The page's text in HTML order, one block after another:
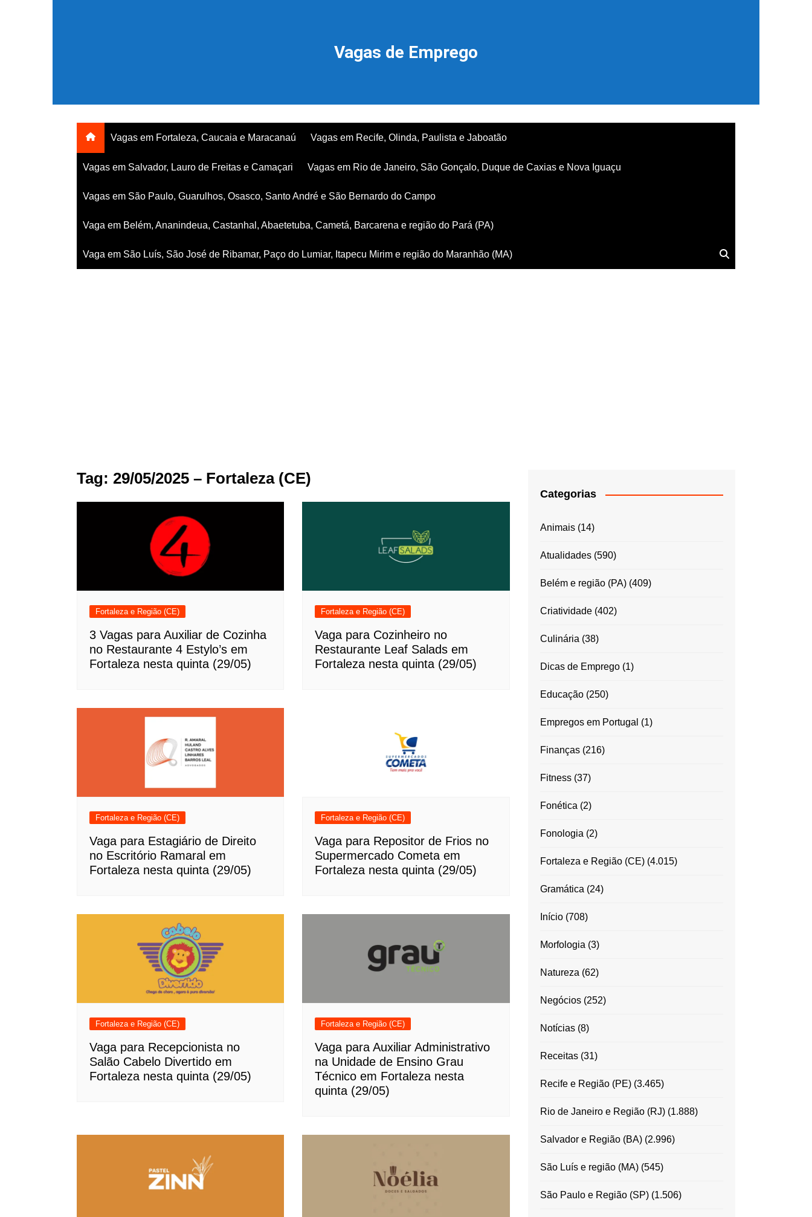
Vagas de Emprego
Vagas em Fortaleza, Caucaia e Maracanaú Vagas em Recife, Olinda, Paulista e Jaboatão
Vagas em Salvador, Lauro de Freitas e Camaçari Vagas em Rio de Janeiro, São Gonçalo, Duque de Caxias e Nova Iguaçu
Vagas em São Paulo, Guarulhos, Osasco, Santo André e São Bernardo do Campo
Vaga em Belém, Ananindeua, Castanhal, Abaetetuba, Cametá, Barcarena e região do Pará (PA)
Vaga em São Luís, São José de Ribamar, Paço do Lumiar, Itapecu Mirim e região do Maranhão (MA)
Tag: 29/05/2025 – Fortaleza (CE)
Fortaleza e Região (CE)
3 Vagas para Auxiliar de Cozinha
no Restaurante 4 Estylo’s em
Fortaleza nesta quinta (29/05)
Fortaleza e Região (CE)
Vaga para Cozinheiro no
Restaurante Leaf Salads em
Fortaleza nesta quinta (29/05)
Fortaleza e Região (CE)
Vaga para Estagiário de Direito
no Escritório Ramaral em
Fortaleza nesta quinta (29/05)
Fortaleza e Região (CE)
Vaga para Repositor de Frios no
Supermercado Cometa em
Fortaleza nesta quinta (29/05)
Fortaleza e Região (CE)
Vaga para Recepcionista no
Salão Cabelo Divertido em
Fortaleza nesta quinta (29/05)
Fortaleza e Região (CE)
Vaga para Auxiliar Administrativo
na Unidade de Ensino Grau
Técnico em Fortaleza nesta
quinta (29/05)
Categorias
Animais(14)
Atualidades(590)
Belém e região (PA)(409)
Criatividade(402)
Culinária (38)
Dicas de Emprego(1)
Educação(250)
Empregos em Portugal (1)
Finanças(216)
Fitness(37)
Fonética (2)
Fonologia (2)
Fortaleza e Região (CE)(4.015)
Gramática (24)
Início(708)
Morfologia (3)
Natureza (62)
Negócios(252)
Notícias(8)
Receitas(31)
Recife e Região (PE)(3.465)
Rio de Janeiro e Região (RJ)(1.888)
Salvador e Região (BA)(2.996)
São Luís e região (MA)(545)
São Paulo e Região (SP)(1.506)